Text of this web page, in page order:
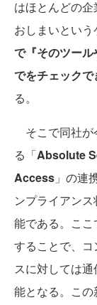
はほとんどの
おしまいという
で『そのツー
でをチェック
る。
そこで同社が
る「Absolute
Access 」の連
ンプライアン
能である。こ
することで、
スに対しては
能となる。こ